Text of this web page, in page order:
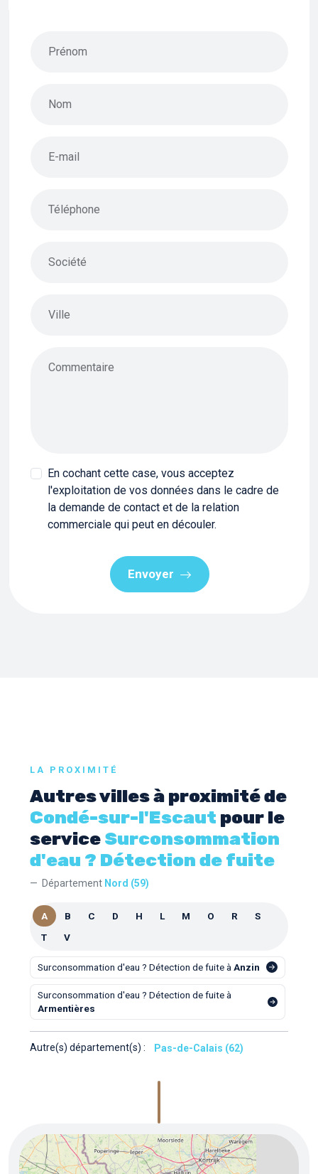
Prénom
Nom
E-mail
Téléphone
Société
Ville
Commentaire
En cochant cette case, vous acceptez
l'exploitation de vos données dans le cadre de
la demande de contact et de la relation
commerciale qui peut en découler.
Envoyer
LA PROXIMITÉ
Autres villes à proximité de
Condé-sur-l'Escaut pour le
service Surconsommation
d'eau ? Détection de fuite
Département Nord (59)
A B C D H L M O R
S
T
V
Surconsommation d'eau ? Détection de fuite à Anzin
Surconsommation d'eau ? Détection de fuite à
Armentières
Autre(s) département(s) : Pas-de-Calais (62)